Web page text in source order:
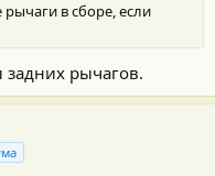
в сборе, если
рычагов.